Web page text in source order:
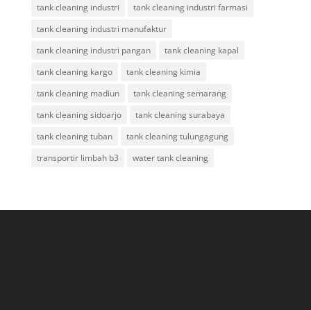
tank cleaning industri
tank cleaning industri farmasi
tank cleaning industri manufaktur
tank cleaning industri pangan
tank cleaning kapal
tank cleaning kargo
tank cleaning kimia
tank cleaning madiun
tank cleaning semarang
tank cleaning sidoarjo
tank cleaning surabaya
tank cleaning tuban
tank cleaning tulungagung
transportir limbah b3
water tank cleaning